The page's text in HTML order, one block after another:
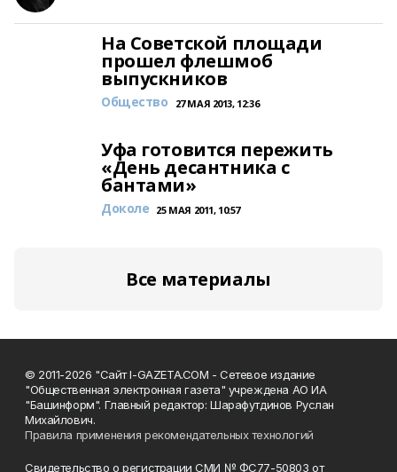
На Советской площади
прошел флешмоб
выпускников
Общество 27 МАЯ 2013, 12:36
Уфа готовится пережить
«День десантника с
бантами»
Доколе 25 МАЯ 2011, 10:57
Все материалы
© 2011-2026 "Сайт I-GAZETA.COM - Сетевое издание
"Общественная электронная газета" учреждена АО ИА
"Башинформ". Главный редактор: Шарафутдинов Руслан
Михайлович.
Правила применения рекомендательных технологий
Свидетельство о регистрации СМИ № ФС77-50803 от